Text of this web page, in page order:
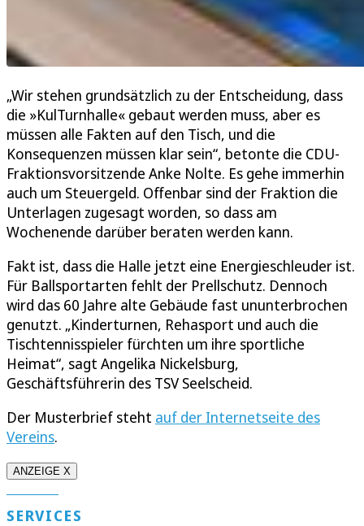
„Wir stehen grundsätzlich zu der Entscheidung, dass
die »KulTurnhalle« gebaut werden muss, aber es
müssen alle Fakten auf den Tisch, und die
Konsequenzen müssen klar sein“, betonte die CDU-
Fraktionsvorsitzende Anke Nolte. Es gehe immerhin
auch um Steuergeld. Offenbar sind der Fraktion die
Unterlagen zugesagt worden, so dass am
Wochenende darüber beraten werden kann.
Fakt ist, dass die Halle jetzt eine Energieschleuder ist.
Für Ballsportarten fehlt der Prellschutz. Dennoch
wird das 60 Jahre alte Gebäude fast ununterbrochen
genutzt. „Kinderturnen, Rehasport und auch die
Tischtennisspieler fürchten um ihre sportliche
Heimat“, sagt Angelika Nickelsburg,
Geschäftsführerin des TSV Seelscheid.
Der Musterbrief steht auf der Internetseite des
Vereins.
ANZEIGE X
SERVICES